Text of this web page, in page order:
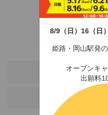
8/9（日）16（日
姫路・岡山駅発
オープンキ
出願料
〒678-0255 兵
TEL：0791-46-2525
アクセス